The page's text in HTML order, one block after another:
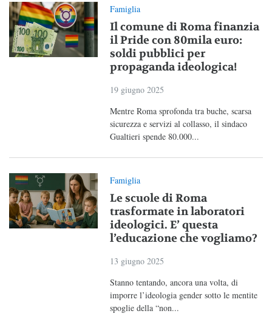
Famiglia
Il comune di Roma finanzia
il Pride con 80mila euro:
soldi pubblici per
propaganda ideologica!
19 giugno 2025
Mentre Roma sprofonda tra buche, scarsa
sicurezza e servizi al collasso, il sindaco
Gualtieri spende 80.000...
Famiglia
Le scuole di Roma
trasformate in laboratori
ideologici. E’ questa
l’educazione che vogliamo?
13 giugno 2025
Stanno tentando, ancora una volta, di
imporre l’ideologia gender sotto le mentite
spoglie della “non...